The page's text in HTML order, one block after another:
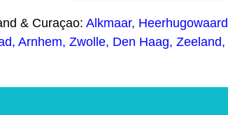
& Curaçao: Alkmaar, Heerhugowaard
, Arnhem, Zwolle, Den Haag, Zeeland,